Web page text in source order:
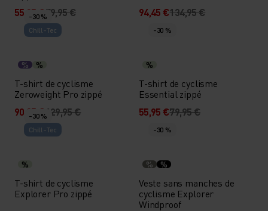
55,95 €79,95 € 94,45 €134,95 €
-30 %
Chill-Tec
% %
T-shirt de cyclisme
Zeroweight Pro zippé
90,95 €129,95 €
-30 %
%
T-shirt de cyclisme
Essential zippé
55,95 €79,95 €
-30 %
Chill-Tec
%
T-shirt de cyclisme
Explorer Pro zippé
-30 %
% %
Veste sans manches de
cyclisme Explorer
Windproof